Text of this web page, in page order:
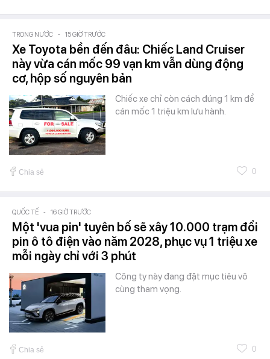
TRONG NƯỚC - 15 GIỜ TRƯỚC
Xe Toyota bền đến đâu: Chiếc Land Cruiser
này vừa cán mốc 99 vạn km vẫn dùng động
cơ, hộp số nguyên bản
Chiếc xe chỉ còn cách đúng 1 km để
cán mốc 1 triệu km lưu hành.
Chia sẻ 0
QUỐC TẾ - 16 GIỜ TRƯỚC
Một 'vua pin' tuyên bố sẽ xây 10.000 trạm đổi
pin ô tô điện vào năm 2028, phục vụ 1 triệu xe
mỗi ngày chỉ với 3 phút
Công ty này đang đặt mục tiêu vô
cùng tham vọng.
Chia sẻ 0